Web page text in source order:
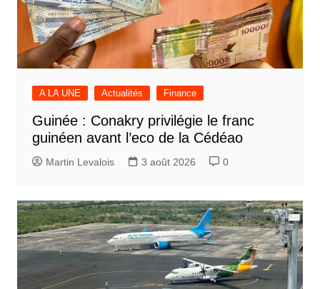
A LA UNE Actualités Finance
Guinée : Conakry privilégie le franc
guinéen avant l’eco de la Cédéao
Martin Levalois 3 août 2026 0